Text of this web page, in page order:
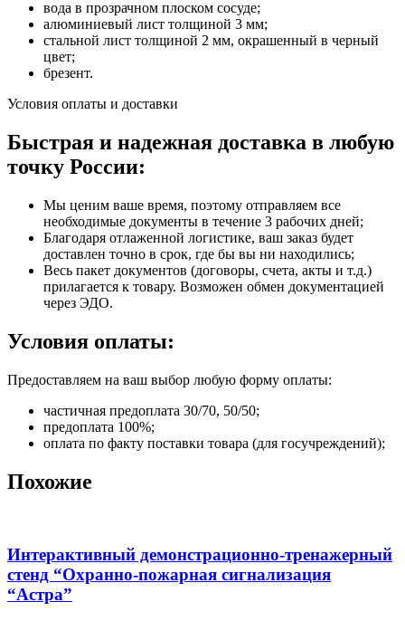
вода в прозрачном плоском сосуде;
алюминиевый лист толщиной 3 мм;
стальной лист толщиной 2 мм, окрашенный в черный
цвет;
брезент.
Условия оплаты и доставки
Быстрая и надежная доставка в любую
точку России:
Мы ценим ваше время, поэтому отправляем все
необходимые документы в течение 3 рабочих дней;
Благодаря отлаженной логистике, ваш заказ будет
доставлен точно в срок, где бы вы ни находились;
Весь пакет документов (договоры, счета, акты и т.д.)
прилагается к товару. Возможен обмен документацией
через ЭДО.
Условия оплаты:
Предоставляем на ваш выбор любую форму оплаты:
частичная предоплата 30/70, 50/50;
предоплата 100%;
оплата по факту поставки товара (для госучреждений);
Похожие
Интерактивный демонстрационно-тренажерный
стенд “Охранно-пожарная сигнализация
“Астра”